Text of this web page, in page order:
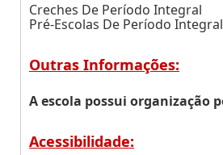
Creches De Período Integral
Pré-Escolas De Período Integral
Outras Informações:
A escola possui organização
Acessibilidade: